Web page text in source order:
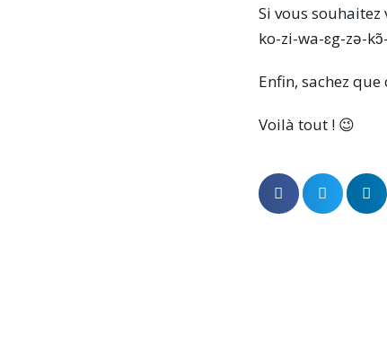
Si vous
ko-zi-wa-ɛg-zə-
Enfin, sachez
Voilà tout ! 😉